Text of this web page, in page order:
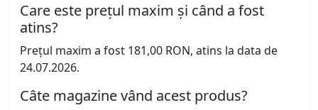
Care este prețul maxim și când a fost
atins?
Prețul maxim a fost 181,00 RON, atins la data de
24.07.2026.
Câte magazine vând acest produs?